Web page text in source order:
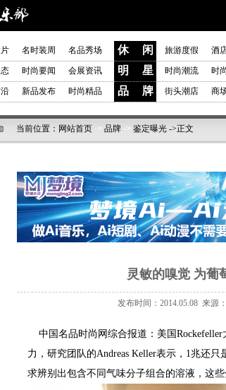
名时装周 名品秀场 休 闲 旅游度假 酒
时尚要闻 会展资讯 明 星 时尚潮流 时
新品发布 时尚精品 品 牌 街头潮店 商
当前位置： 网站首页 -> 品牌 -> 鉴定曝光 ->正文
灵敏的嗅觉 为葡
发布时间：2014.05.08 来源
中国名品时尚网综合报道：美国
力，研究团队的Andreas Keller表示，1兆还
求辨别出包含不同气味分子组合的溶液，这